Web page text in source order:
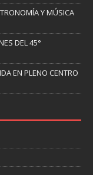
Y MÚSICA
DEL 45°
EN PLENO CENTRO